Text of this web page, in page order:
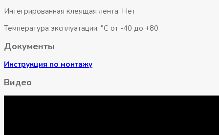
Интегрированная клеящая лента: Нет
Температура эксплуатации: °С от -40 до +80
Документы
Инструкция по монтажу
Видео